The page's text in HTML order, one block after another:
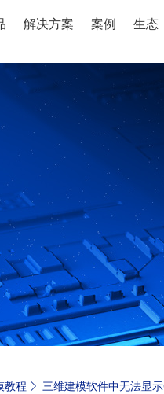
解决方案 案例 生态
教程 三维建模软件中无法显